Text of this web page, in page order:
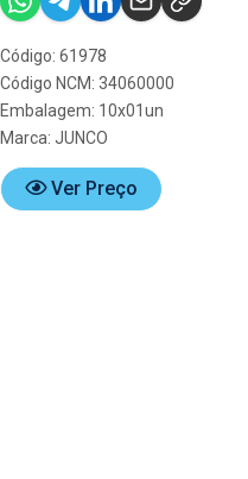
Código: 61978
Código NCM: 34060000
Embalagem: 10x01un
Marca: JUNCO
Ver Preço